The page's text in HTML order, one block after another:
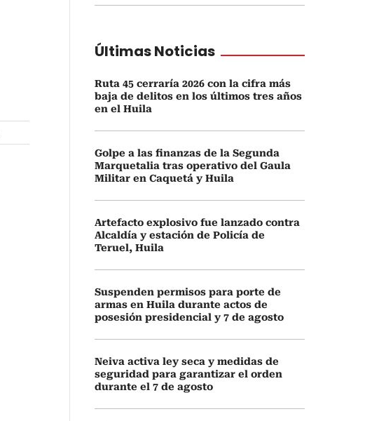
Últimas Noticias
Ruta 45 cerraría 2026 con la cifra más
baja de delitos en los últimos tres años
en el Huila
Golpe a las finanzas de la Segunda
Marquetalia tras operativo del Gaula
Militar en Caquetá y Huila
Artefacto explosivo fue lanzado contra
Alcaldía y estación de Policía de
Teruel, Huila
Suspenden permisos para porte de
armas en Huila durante actos de
posesión presidencial y 7 de agosto
Neiva activa ley seca y medidas de
seguridad para garantizar el orden
durante el 7 de agosto